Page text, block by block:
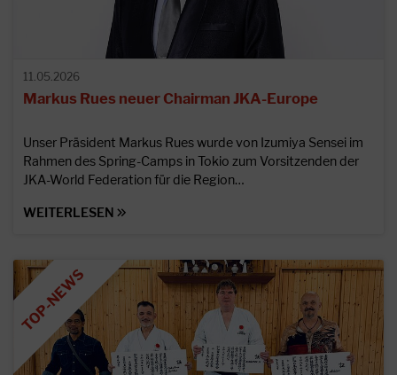
11.05.2026
Markus Rues neuer Chairman JKA-Europe
Unser Präsident Markus Rues wurde von Izumiya Sensei im
Rahmen des Spring-Camps in Tokio zum Vorsitzenden der
JKA-World Federation für die Region…
WEITERLESEN